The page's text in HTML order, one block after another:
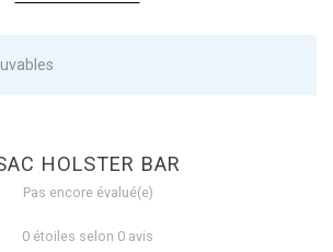
HOLSTER BAR
Pas encore évalué(e)
0 étoiles selon 0 avis